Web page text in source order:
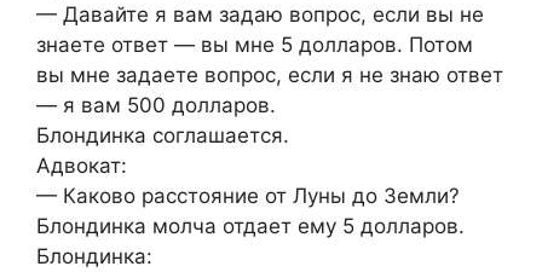
— Давайте я вам задаю вопрос, если вы не
знаете ответ — вы мне 5 долларов. Потом
вы мне задаете вопрос, если я не знаю ответ
— я вам 500 долларов.
Блондинка соглашается.
Адвокат:
— Каково расстояние от Луны до Земли?
Блондинка молча отдает ему 5 долларов.
Блондинка: